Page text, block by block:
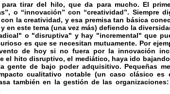
tirar del hilo, que da para mucho. El
o “innovación” con “creatividad”.
la creatividad, y esa premisa tan básica
en este tema (una vez más) defiendo la
o "disruptiva" y hay "incremental" que
es que se necesitan mutuamente. Por
de hoy si no fuera por la innovación
el hito disruptivo, el mediático, haya ido
gente de bajo poder adquisitivo. Pequeñas
cualitativo notable (un caso clásico
también en la gestión de las